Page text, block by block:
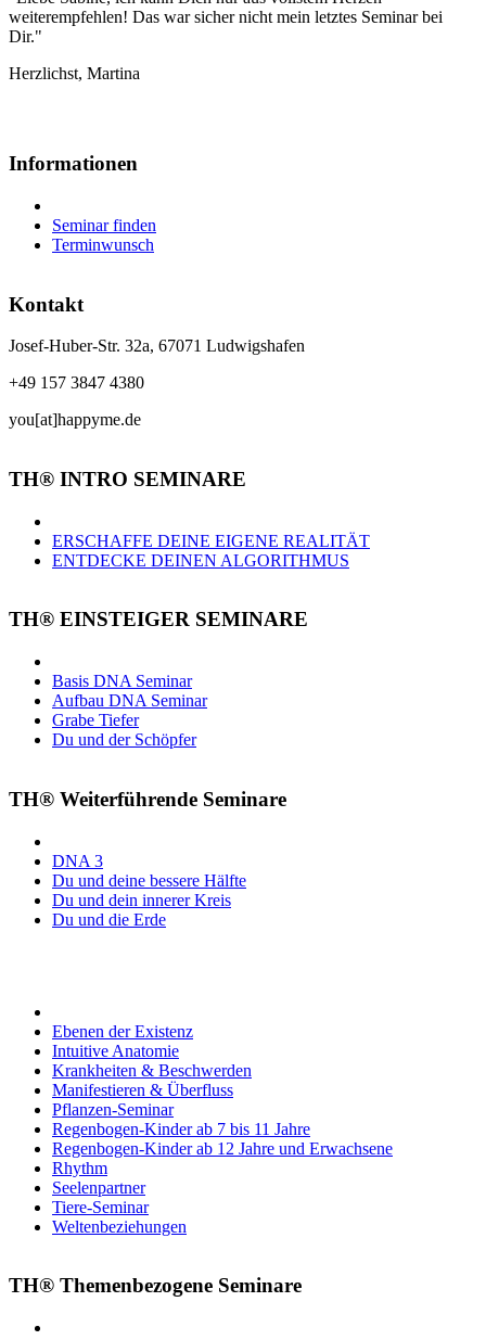
weiterempfehlen! Das war sicher nicht mein letztes Seminar bei
Dir."
Herzlichst, Martina
Informationen
Seminar finden
Terminwunsch
Kontakt
Josef-Huber-Str. 32a, 67071 Ludwigshafen
+49 157 3847 4380
you[at]happyme.de
TH® INTRO SEMINARE
ERSCHAFFE DEINE EIGENE REALITÄT
ENTDECKE DEINEN ALGORITHMUS
TH® EINSTEIGER SEMINARE
Basis DNA Seminar
Aufbau DNA Seminar
Grabe Tiefer
Du und der Schöpfer
TH® Weiterführende Seminare
DNA 3
Du und deine bessere Hälfte
Du und dein innerer Kreis
Du und die Erde
Ebenen der Existenz
Intuitive Anatomie
Krankheiten & Beschwerden
Manifestieren & Überfluss
Pflanzen-Seminar
Regenbogen-Kinder ab 7 bis 11 Jahre
Regenbogen-Kinder ab 12 Jahre und Erwachsene
Rhythm
Seelenpartner
Tiere-Seminar
Weltenbeziehungen
TH® Themenbezogene Seminare